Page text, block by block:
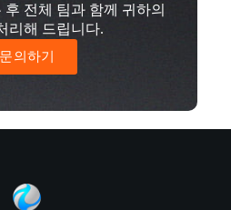
전체 팀과 함께 귀하의
리해 드립니다.
문의하기